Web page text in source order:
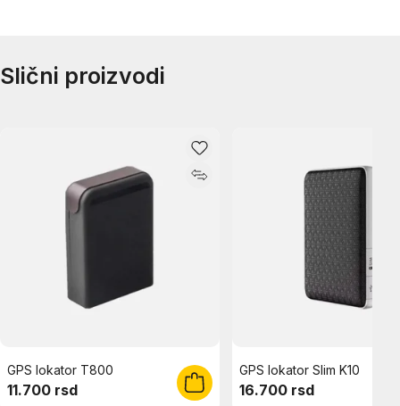
Slični proizvodi
GPS lokator T800
11.700 rsd
GPS lokator Slim K10
16.700 rsd